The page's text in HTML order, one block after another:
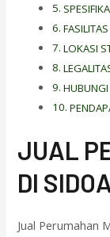
FASILITAS
LOKASI
JUAL
DI
Jual Perumahan